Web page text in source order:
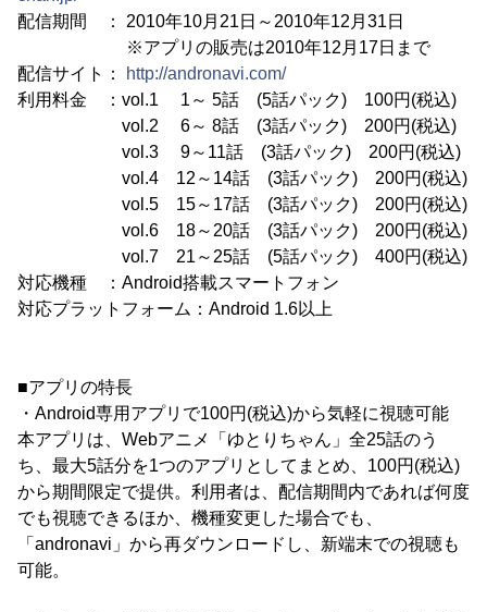
配信期間 ： 2010年10月21日～2010年12月31日
※アプリの販売は2010年12月17日まで
配信サイト：
http://andronavi.com/
利用料金 ：vol.1 1～ 5話 (5話パック) 100円(税込)
vol.2 6～ 8話 (3話パック) 200円(税込)
vol.3 9～11話 (3話パック) 200円(税込)
vol.4 12～14話 (3話パック) 200円(税込)
vol.5 15～17話 (3話パック) 200円(税込)
vol.6 18～20話 (3話パック) 200円(税込)
vol.7 21～25話 (5話パック) 400円(税込)
対応機種 ：Android搭載スマートフォン
対応プラットフォーム：Android 1.6以上
■アプリの特長
・Android専用アプリで100円(税込)から気軽に視聴可能
本アプリは、Webアニメ「ゆとりちゃん」全25話のう
ち、最大5話分を1つのアプリとしてまとめ、100円(税込)
から期間限定で提供。利用者は、配信期間内であれば何度
でも視聴できるほか、機種変更した場合でも、
「andronavi」から再ダウンロードし、新端末での視聴も
可能。